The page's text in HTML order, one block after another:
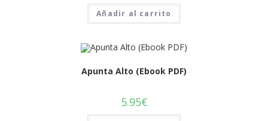
Añadir al carrito
Apunta Alto (Ebook PDF)
5.95€